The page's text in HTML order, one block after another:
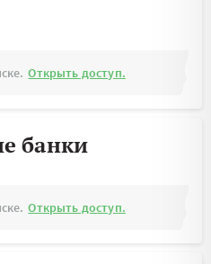
Открыть доступ.
банки
Открыть доступ.